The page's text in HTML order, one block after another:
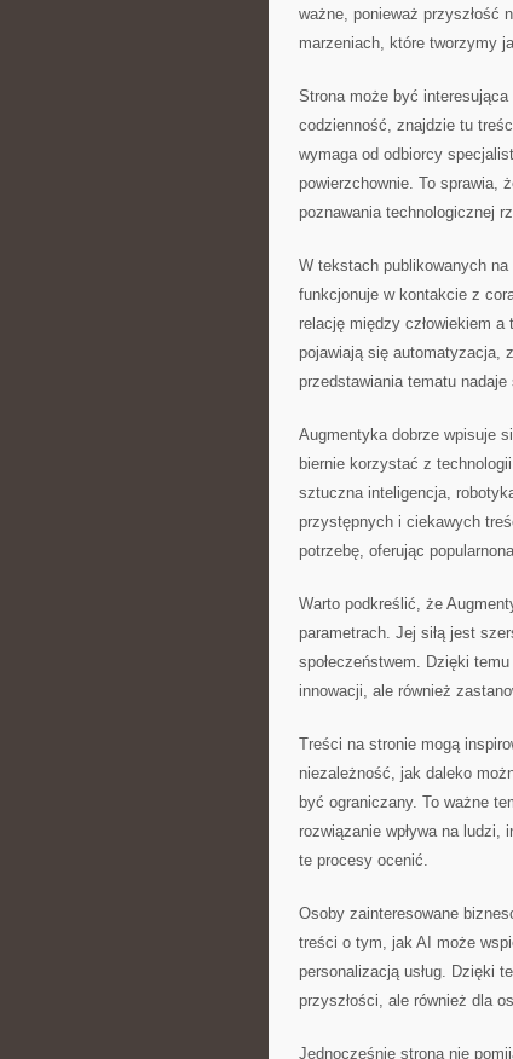
ważne, ponieważ przyszłość
marzeniach, które tworzymy
Strona może być
codzienność, znajdzie tu
wymaga od odbiorcy
powierzchownie. To sprawia,
poznawania technologicznej
W tekstach publikowanych
funkcjonuje w kontakcie z
relację między człowiekiem
pojawiają się automatyzacja,
przedstawiania tematu nadaje
Augmentyka dobrze wpisuje
biernie korzystać z
sztuczna inteligencja,
przystępnych i ciekawych
potrzebę, oferując
Warto podkreślić, że
parametrach. Jej siłą jest
społeczeństwem. Dzięki
innowacji, ale również
Treści na stronie mogą
niezależność, jak daleko
być ograniczany. To ważne
rozwiązanie wpływa na
te procesy ocenić.
Osoby zainteresowane
treści o tym, jak AI może
personalizacją usług. Dzięki
przyszłości, ale również dla
Jednocześnie strona nie